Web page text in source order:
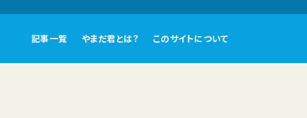
記事一覧 やまだ君とは？ このサイトについて